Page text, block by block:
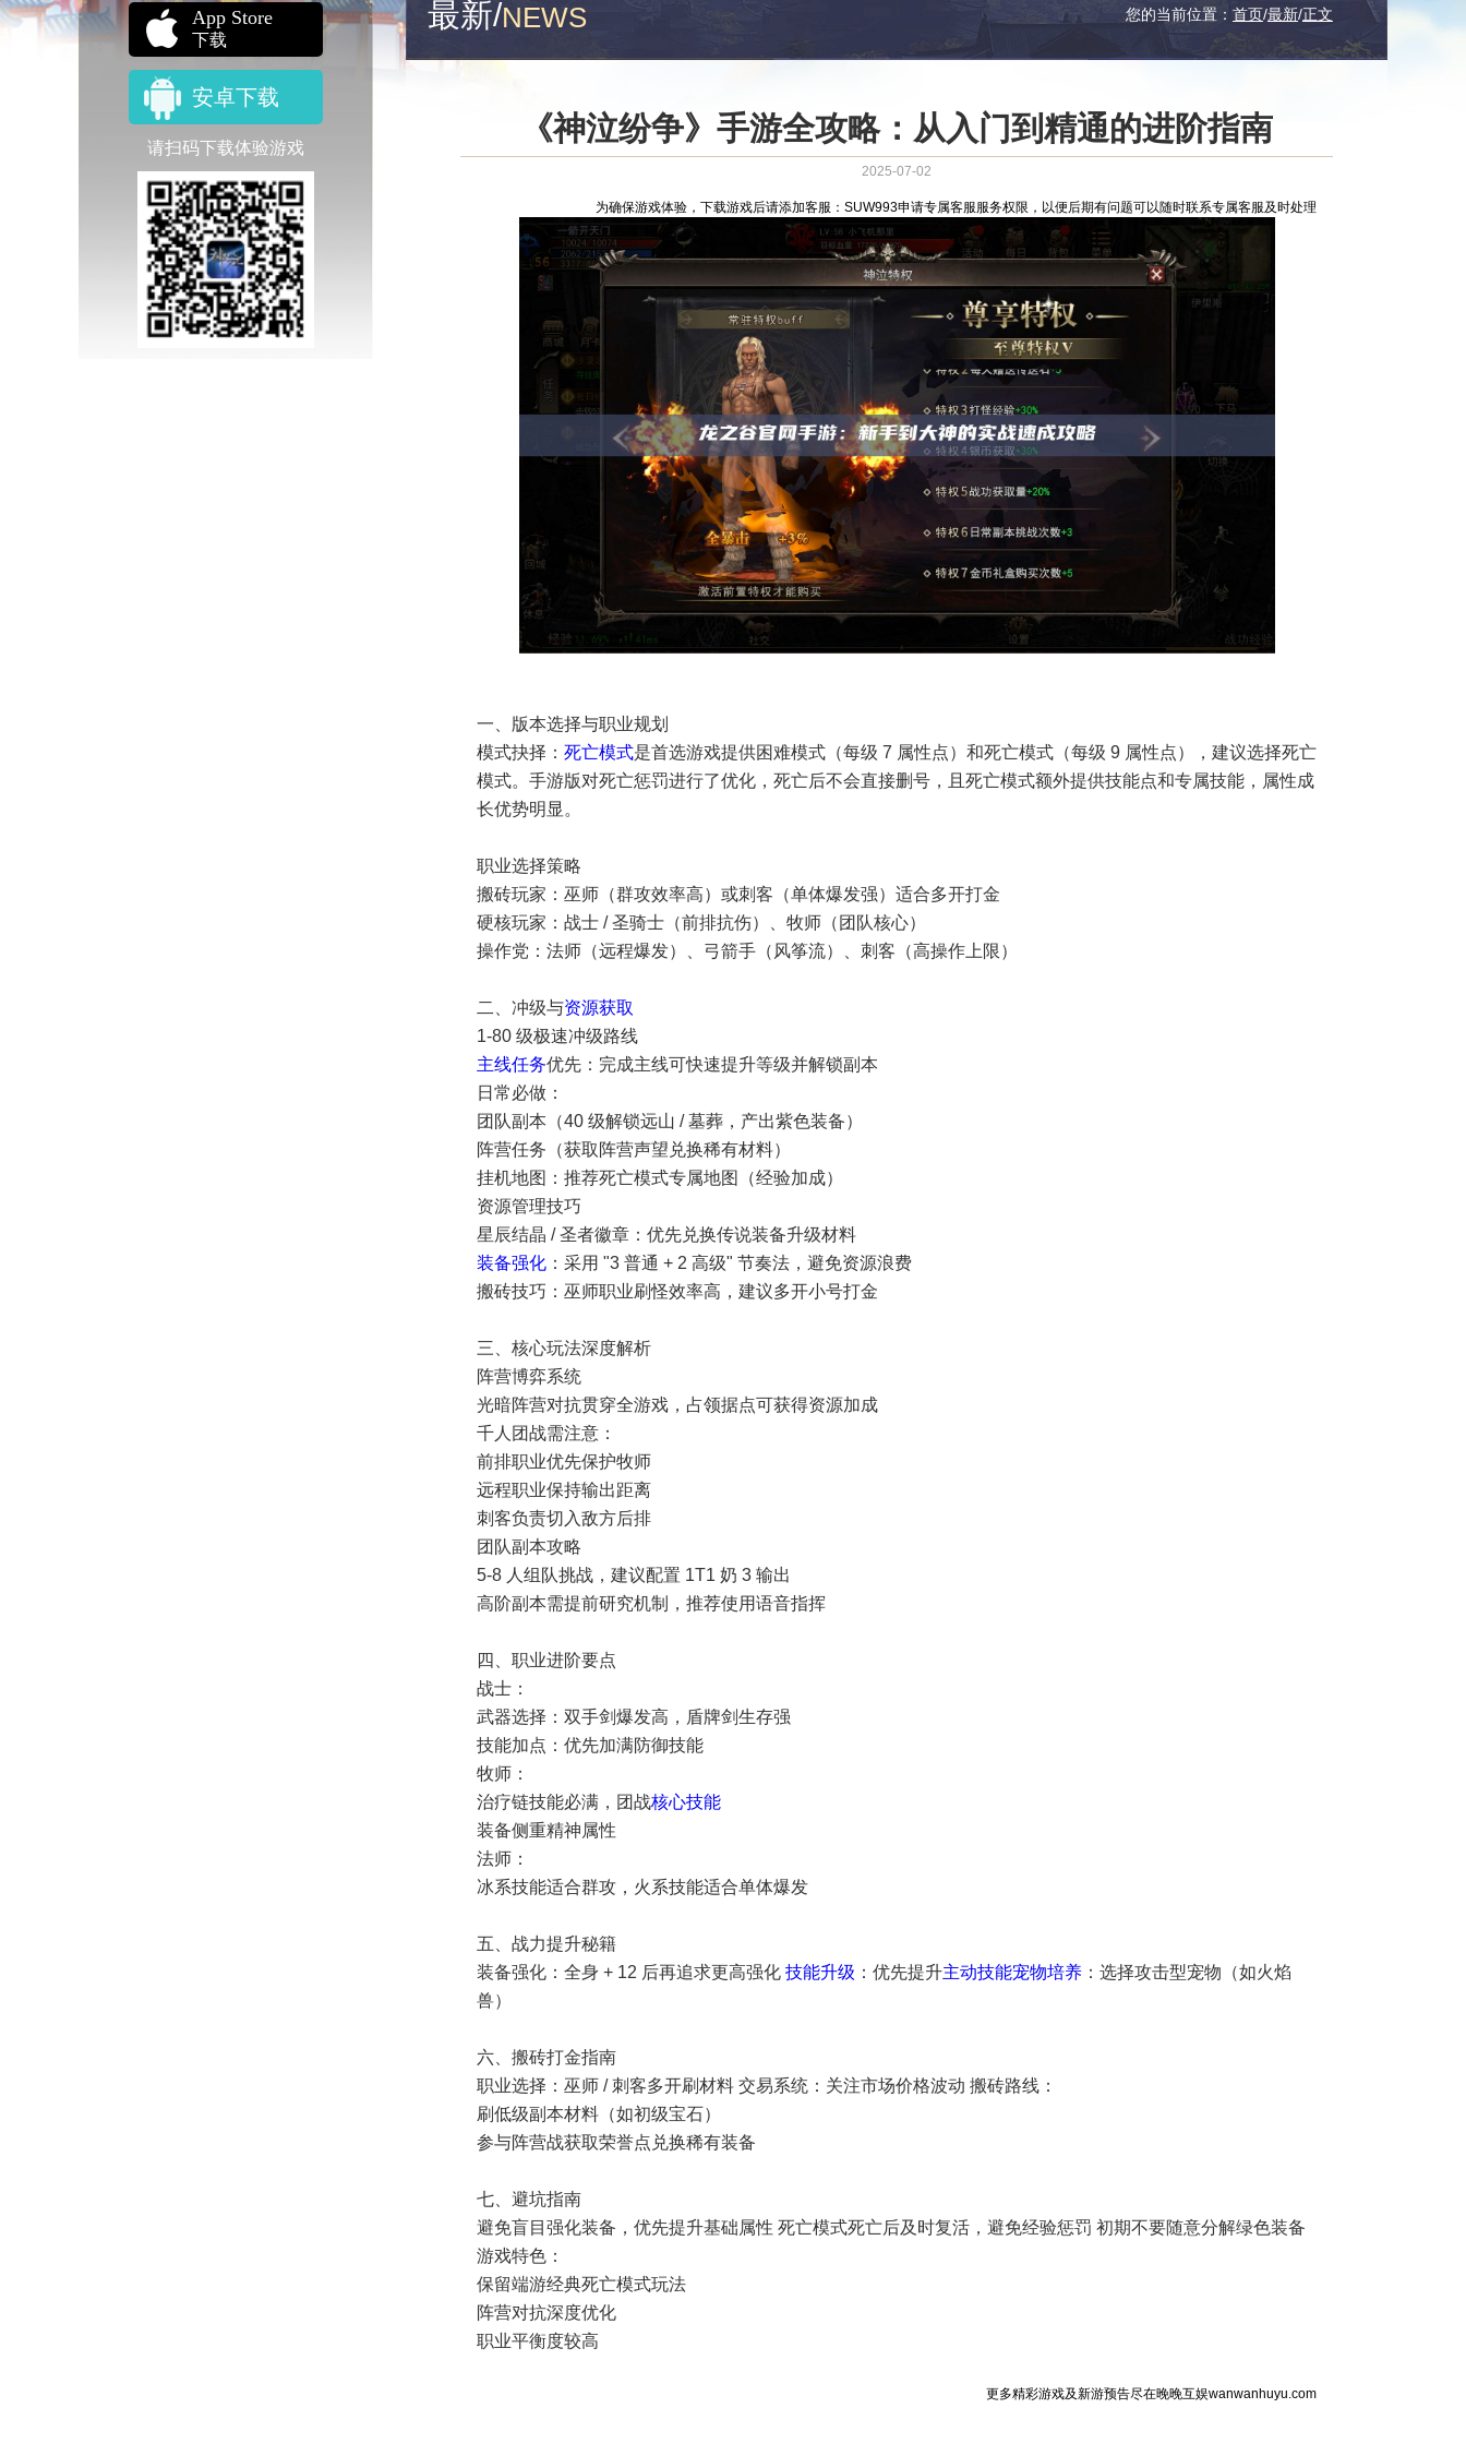
App Store
下载
安卓下载
请扫码下载体验游戏
最新/NEWS 您的当前位置： 首页/最新/正文
《神泣纷争》手游全攻略：从入门到精通的进阶指南
2025-07-02
为确保游戏体验，下载游戏后请添加客服：SUW993申请专属客服服务权限，以便后期有问题可以随时联系专属客服及时处理
一、版本选择与职业规划
模式抉择： 死亡模式是首选游戏提供困难模式（每级 7 属性点）和死亡模式（每级 9 属性点），建议选择死亡
模式。手游版对死亡惩罚进行了优化，死亡后不会直接删号，且死亡模式额外提供技能点和专属技能，属性成
长优势明显。
职业选择策略
搬砖玩家：巫师（群攻效率高）或刺客（单体爆发强）适合多开打金
硬核玩家：战士 / 圣骑士（前排抗伤）、牧师（团队核心）
操作党：法师（远程爆发）、弓箭手（风筝流）、刺客（高操作上限）
二、冲级与资源获取
1-80 级极速冲级路线
主线任务优先：完成主线可快速提升等级并解锁副本
日常必做：
团队副本（40 级解锁远山 / 墓葬，产出紫色装备）
阵营任务（获取阵营声望兑换稀有材料）
挂机地图：推荐死亡模式专属地图（经验加成）
资源管理技巧
星辰结晶 / 圣者徽章：优先兑换传说装备升级材料
装备强化 ：采用 "3 普通 + 2 高级" 节奏法，避免资源浪费
搬砖技巧：巫师职业刷怪效率高，建议多开小号打金
三、核心玩法深度解析
阵营博弈系统
光暗阵营对抗贯穿全游戏，占领据点可获得资源加成
千人团战需注意：
前排职业优先保护牧师
远程职业保持输出距离
刺客负责切入敌方后排
团队副本攻略
5-8 人组队挑战，建议配置 1T1 奶 3 输出
高阶副本需提前研究机制，推荐使用语音指挥
四、职业进阶要点
战士：
武器选择：双手剑爆发高，盾牌剑生存强
技能加点：优先加满防御技能
牧师：
治疗链技能必满，团战核心技能
装备侧重精神属性
法师：
冰系技能适合群攻，火系技能适合单体爆发
五、战力提升秘籍
装备强化：全身 + 12 后再追求更高强化 技能升级 ：优先提升主动技能宠物培养 ：选择攻击型宠物（如火焰
兽）
六、搬砖打金指南
职业选择：巫师 / 刺客多开刷材料 交易系统：关注市场价格波动 搬砖路线：
刷低级副本材料（如初级宝石）
参与阵营战获取荣誉点兑换稀有装备
七、避坑指南
避免盲目强化装备，优先提升基础属性 死亡模式死亡后及时复活，避免经验惩罚 初期不要随意分解绿色装备
游戏特色：
保留端游经典死亡模式玩法
阵营对抗深度优化
职业平衡度较高
更多精彩游戏及新游预告尽在晚晚互娱wanwanhuyu.com